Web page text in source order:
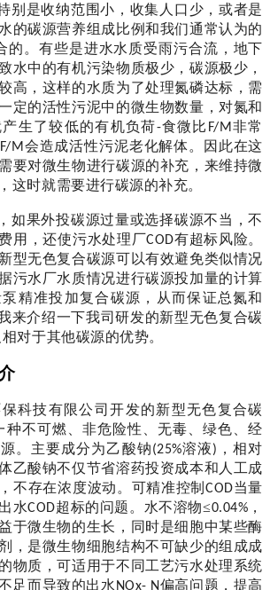
别是收纳范围小，收集人口少，或者是
的碳源营养组成比例和我们通常认为的
的。有些是进水水质受雨污合流，地下
水中的有机污染物质极少，碳源极少，
高，这样的水质为了处理氮磷达标，需
定的活性污泥中的微生物数量，对氮和
生了较低的有机负荷-食微比 F/M非常
F/M会造成活性污泥老化解体。因此在这
要对微生物进行碳源的补充，来维持微
这时就需要进行碳源的补充。
如果外投碳源过量或选择碳源不当，不
用，还使污水处理厂COD有超标风险。
型无色复合碳源可以有效避免类似情况
污水厂水质情况进行碳源投加量的计算
精准投加复合碳源，从而保证总氮和
来介绍一下我司研发的新型无色复合碳
相对于其他碳源的优势。
科技有限公司开发的新型无色复合碳
种不可燃、非危险性、无毒、绿色、经
。主要成分为乙酸钠(25%溶液) ，相对
乙酸钠不仅节省溶药投资成本和人工成
不存在浓度波动。 可精准控制 COD当量
水COD超标的问题。水不溶物≤0.04% ，
于微生物的生长，同时是细胞中某些酶
，是微生物细胞结构不可缺少的组成成
物质，可适用于不同工艺污水处理系统
足而导致的出水 NOx- N偏高问题， 提高